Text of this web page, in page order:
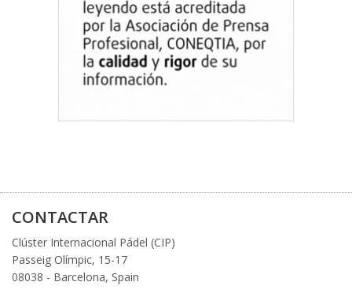
CONTACTAR
Clúster Internacional Pádel (CIP)
Passeig Olímpic, 15-17
08038 - Barcelona, Spain